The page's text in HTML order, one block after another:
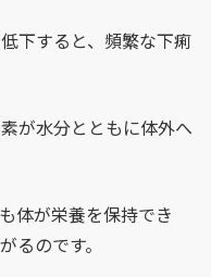
下すると、頻繁な下痢
が水分とともに体外へ
体が栄養を保持でき
るのです。